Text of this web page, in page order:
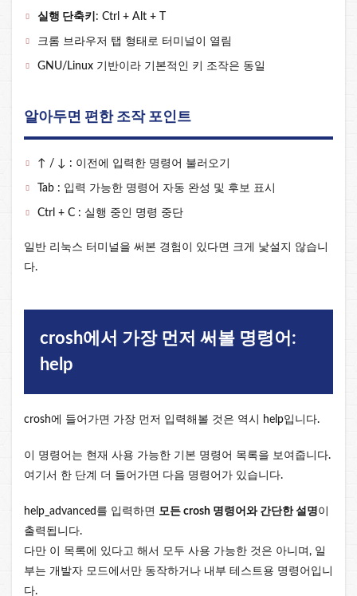
실행 단축키 : Ctrl + Alt + T
크롬 브라우저 탭 형태로 터미널이 열림
GNU/Linux 기반이라 기본적인 키 조작은 동일
알아두면 편한 조작 포인트
↑ / ↓ : 이전에 입력한 명령어 불러오기
Tab : 입력 가능한 명령어 자동 완성 및 후보 표시
Ctrl + C : 실행 중인 명령 중단
일반 리눅스 터미널을 써본 경험이 있다면 크게 낯설지 않습니
다.
crosh에서 가장 먼저 써볼 명령어:
help
crosh에 들어가면 가장 먼저 입력해볼 것은 역시 help입니다.
이 명령어는 현재 사용 가능한 기본 명령어 목록을 보여줍니다.
여기서 한 단계 더 들어가면 다음 명령어가 있습니다.
help_advanced를 입력하면 모든 crosh 명령어와 간단한 설명이
출력됩니다.
다만 이 목록에 있다고 해서 모두 사용 가능한 것은 아니며, 일
부는 개발자 모드에서만 동작하거나 내부 테스트용 명령어입니
다.